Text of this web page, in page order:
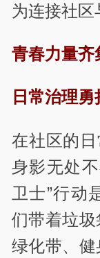
为连接社区
青春力量齐
日常治理勇
在社区的日
身影无处
卫士”行动
们带着垃圾
绿化带、